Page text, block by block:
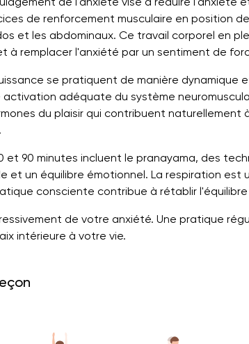
de renforcement musculaire en position
et les abdominaux. Ce travail corporel en
à remplacer l'anxiété par un sentiment de
se pratiquent de manière dynamique
activation adéquate du système
du plaisir qui contribuent
et 90 minutes incluent le pranayama, des
et un équilibre émotionnel. La respiration est
consciente contribue à rétablir
de votre anxiété. Une pratique
intérieure à votre vie.